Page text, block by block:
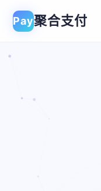
Pay聚合支付